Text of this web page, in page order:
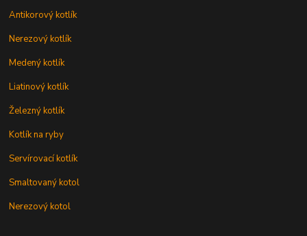
Antikorový kotlík
Nerezový kotlík
Medený kotlík
Liatinový kotlík
Železný kotlík
Kotlík na ryby
Servírovací kotlík
Smaltovaný kotol
Nerezový kotol